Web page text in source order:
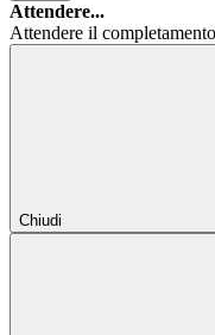
Attendere...
Attendere il
Chiudi